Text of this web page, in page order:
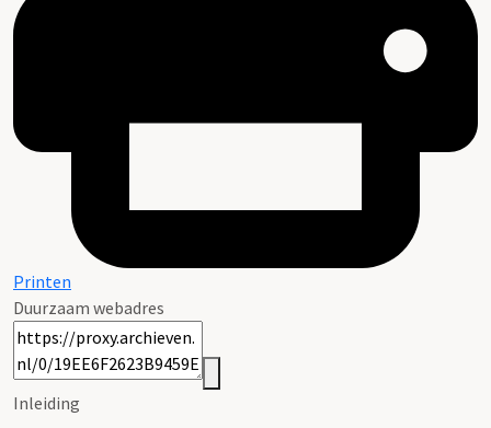
Printen
Duurzaam webadres
Inleiding